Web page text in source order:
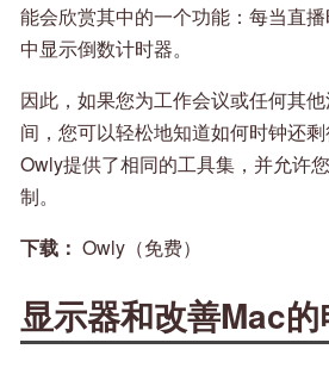
能会欣赏其中的一个功能：每当直
中显示倒数计时器。
因此，如果您为工作会议或任何其
间，您可以轻松地知道如何时钟还剩
Owly提供了相同的工具集，并允许
制。
下载： Owly（免费）
显示器和改善Mac